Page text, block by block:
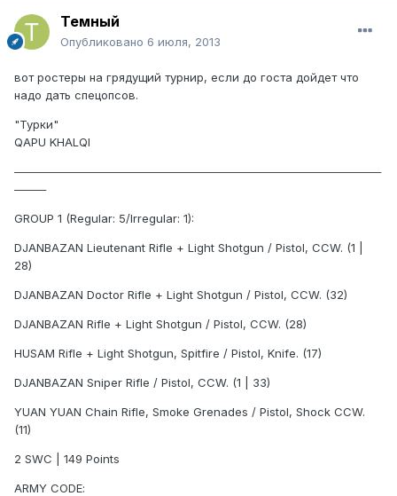
Темный
Опубликовано 6 июля, 2013
вот ростеры на грядущий турнир, если до госта дойдет что
надо дать спецопсов.
"Турки"
QAPU KHALQI
──────────────────────────────────────────────
────
GROUP 1 (Regular: 5/Irregular: 1):
DJANBAZAN Lieutenant Rifle + Light Shotgun / Pistol, CCW. (1 |
28)
DJANBAZAN Doctor Rifle + Light Shotgun / Pistol, CCW. (32)
DJANBAZAN Rifle + Light Shotgun / Pistol, CCW. (28)
HUSAM Rifle + Light Shotgun, Spitfire / Pistol, Knife. (17)
DJANBAZAN Sniper Rifle / Pistol, CCW. (1 | 33)
YUAN YUAN Chain Rifle, Smoke Grenades / Pistol, Shock CCW.
(11)
2 SWC | 149 Points
ARMY CODE: